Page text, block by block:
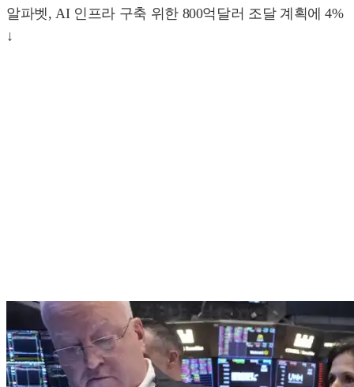
알파벳, AI 인프라 구축 위한 800억달러 조달 계획에 4%
↓